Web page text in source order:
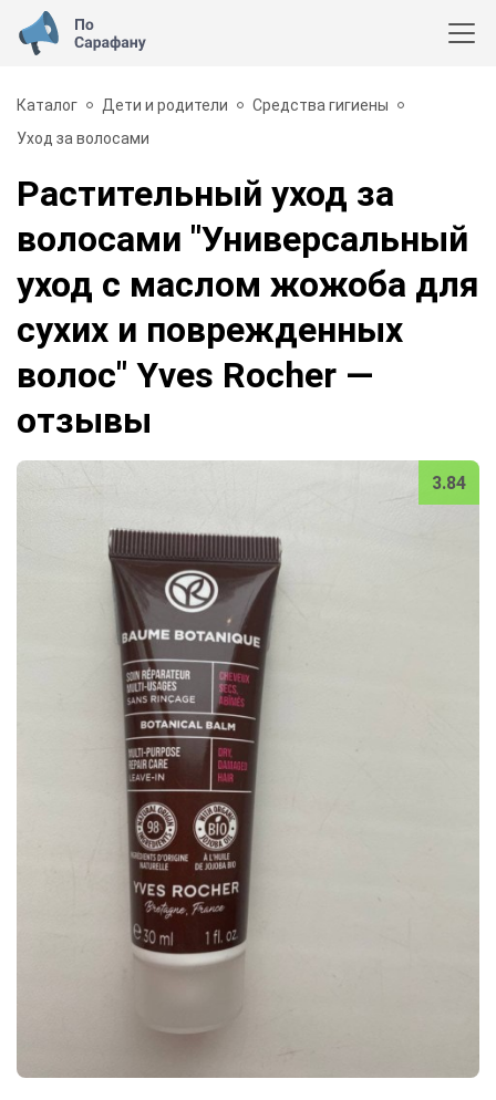
Каталог Дети и родители
Средства гигиены
Уход за волосами
Растительный уход за
волосами "Универсальный
уход с маслом жожоба для
сухих и поврежденных
волос" Yves Rocher —
отзывы
3.84